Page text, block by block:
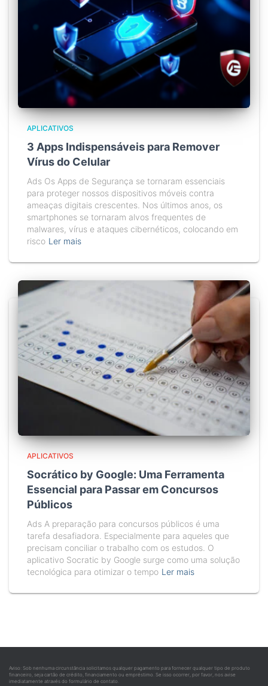
APLICATIVOS
3 Apps Indispensáveis para Remover
Vírus do Celular
Ads Os Apps de Segurança se tornaram essenciais
para proteger nossos dispositivos móveis contra
ameaças digitais crescentes. Nos últimos anos, os
smartphones se tornaram alvos frequentes de
malwares, vírus e ataques cibernéticos, colocando em
risco Ler mais
APLICATIVOS
Socrático by Google: Uma Ferramenta
Essencial para Passar em Concursos
Públicos
Ads A preparação para concursos públicos é uma
tarefa desafiadora. Especialmente para aqueles que
precisam conciliar o trabalho com os estudos. O
aplicativo Socratic by Google surge como uma solução
tecnológica para otimizar o tempo Ler mais
Aviso: Sob nenhuma circunstância solicitamos qualquer pagamento para fornecer qualquer tipo de produto
financeiro, seja cartão de crédito, financiamento ou empréstimo. Se isso ocorrer, por favor, nos avise
imediatamente através do formulário de contato.